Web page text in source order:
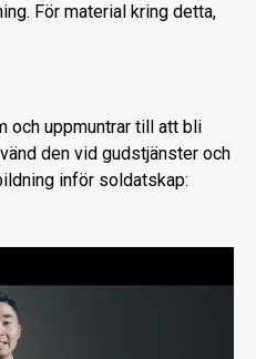
För material kring detta,
och uppmuntrar till att bli
den vid gudstjänster och
inför soldatskap: